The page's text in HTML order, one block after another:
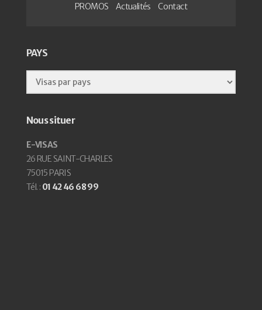
PROMOS
Actualités Contact
PAYS
Nous situer
E-VISAS
26 RUE SAINT-CHARLES
75015 PARIS
Tél. : 01 42 46 68 99